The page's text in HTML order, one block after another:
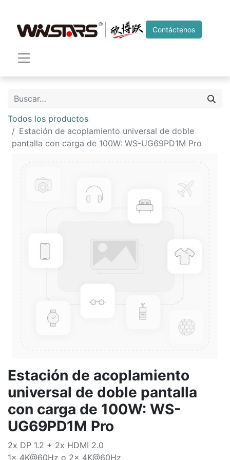
Contáctenos
Todos los productos
Estación de acoplamiento universal de doble
pantalla con carga de 100W: WS-UG69PD1M Pro
Estación de acoplamiento
universal de doble pantalla
con carga de 100W: WS-
UG69PD1M Pro
2x DP 1.2 + 2x HDMI 2.0
1x 4K@60Hz o 2x 4K@60Hz